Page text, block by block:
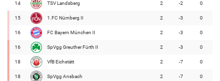
14 TSV Landsberg 2 -2 0
15 1.FC Nürnberg II 2 -3 0
16 FC Bayern München II 2 -3 0
16 SpVgg Greuther Fürth II 2 -3 0
18 VfB Eichstätt 2 -7 0
18 SpVgg Ansbach 2 -7 0